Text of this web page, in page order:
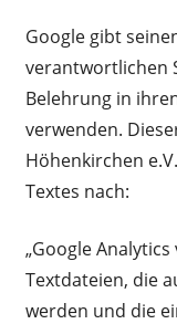
Google gibt
verantwortlichen
Belehrung in
verwenden.
Höhenkirchen
Textes nach:
„Google Analytics
Textdateien, die
werden und die